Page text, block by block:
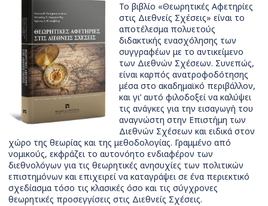
Το βιβλίο «Θεωρητικές Αφετηρίες
στις Διεθνείς Σχέσεις» είναι το
αποτέλεσμα πολυετούς
διδακτικής ενασχόλησης των
συγγραφέων με το αντικείμενο
των Διεθνών Σχέσεων. Συνεπώς,
είναι καρπός ανατροφοδότησης
μέσα στο ακαδημαϊκό περιβάλλον,
και γι’ αυτό φιλοδοξεί να καλύψει
τις ανάγκες για την εισαγωγή του
αναγνώστη στην Επιστήμη των
Διεθνών Σχέσεων και ειδικά στον
χώρο της θεωρίας και της μεθοδολογίας. Γραμμένο από
νομικούς, εκφράζει το αυτονόητο ενδιαφέρον των
διεθνολόγων για τις θεωρητικές ανησυχίες των πολιτικών
επιστημόνων και επιχειρεί να καταγράψει σε ένα περιεκτικό
σχεδίασμα τόσο τις κλασικές όσο και τις σύγχρονες
θεωρητικές προσεγγίσεις στις Διεθνείς Σχέσεις.